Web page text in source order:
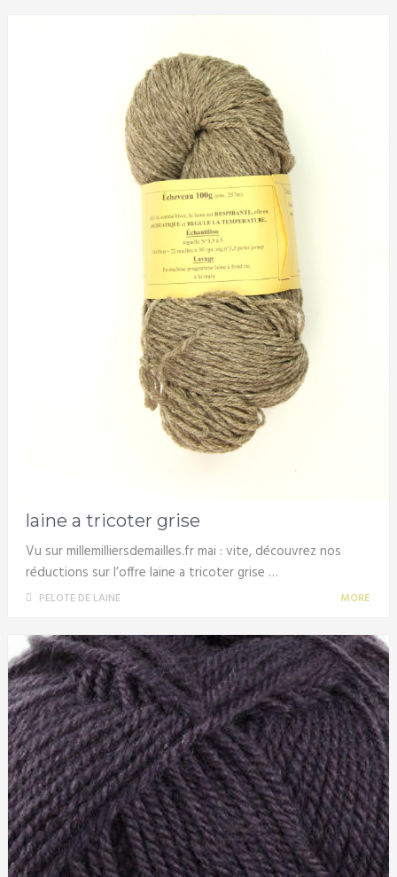
laine a tricoter grise
Vu sur millemilliersdemailles.fr mai : vite, découvrez nos
réductions sur l’offre laine a tricoter grise …
PELOTE DE LAINE MORE